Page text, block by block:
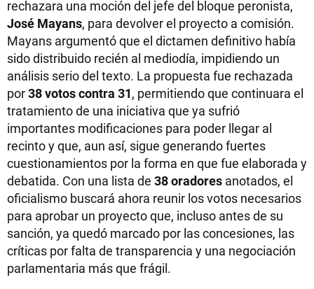
rechazara una moción del jefe del bloque peronista,
José Mayans, para devolver el proyecto a comisión.
Mayans argumentó que el dictamen definitivo había
sido distribuido recién al mediodía, impidiendo un
análisis serio del texto. La propuesta fue rechazada
por38 votos contra 31, permitiendo que continuara el
tratamiento de una iniciativa que ya sufrió
importantes modificaciones para poder llegar al
recinto y que, aun así, sigue generando fuertes
cuestionamientos por la forma en que fue elaborada y
debatida. Con una lista de 38 oradores anotados, el
oficialismo buscará ahora reunir los votos necesarios
para aprobar un proyecto que, incluso antes de su
sanción, ya quedó marcado por las concesiones, las
críticas por falta de transparencia y una negociación
parlamentaria más que frágil.